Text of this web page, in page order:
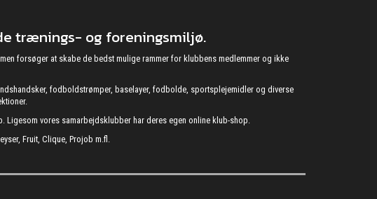
trænings- og foreningsmiljø.
forsøger at skabe de bedst mulige rammer for klubbens medlemmer og ikke
fodboldstrømper, baselayer, fodbolde, sportsplejemidler og diverse
Ligesom vores samarbejdsklubber har deres egen online klub-shop.
Fruit, Clique, Projob m.fl.